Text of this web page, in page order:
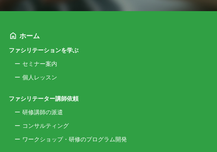
ホーム
ファシリテーションを学ぶ
セミナー案内
個人レッスン
ファシリテーター講師依頼
研修講師の派遣
コンサルティング
ワークショップ・研修のプログラム開発